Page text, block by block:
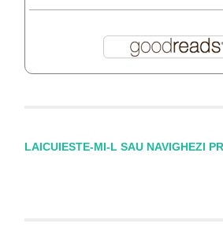
LAICUIESTE-MI-L SAU NAVIGHEZI